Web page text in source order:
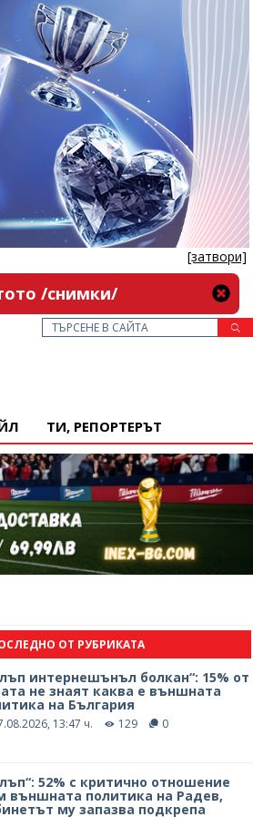
[затвори]
/снимки/
ТИ, РЕПОРТЕРЪТ
ОТ РУБРИКАТА
интернешънъл болкан“: 15% от
не знаят каква е външната
на България
13:47 ч. 129 0
52% с критично отношение
външната политика на Радев,
му запазва подкрепа